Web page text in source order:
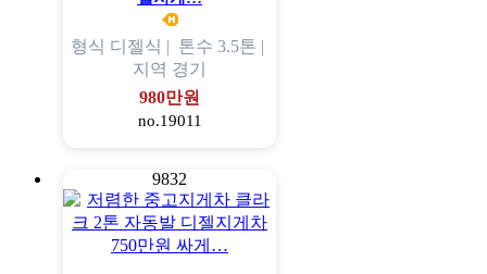
형식 디젤식 | 톤수 3.5톤 |
지역 경기
980만원
no.19011
9832